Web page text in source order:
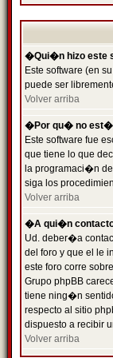
�Qui�n hizo este
Este software (en
puede ser
Volver arriba
�Por qu� no est�
Este software fue
que tiene lo que
la programaci�n
siga los
Volver arriba
�A qui�n contacto
Ud. deber�a
del foro y que el le
este foro corre
Grupo phpBB
tiene ning�n
respecto al sitio
dispuesto a recibir
Volver arriba